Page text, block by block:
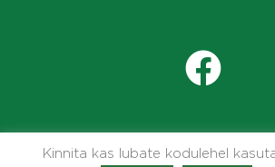
Kinnita kas lubate kodulehel